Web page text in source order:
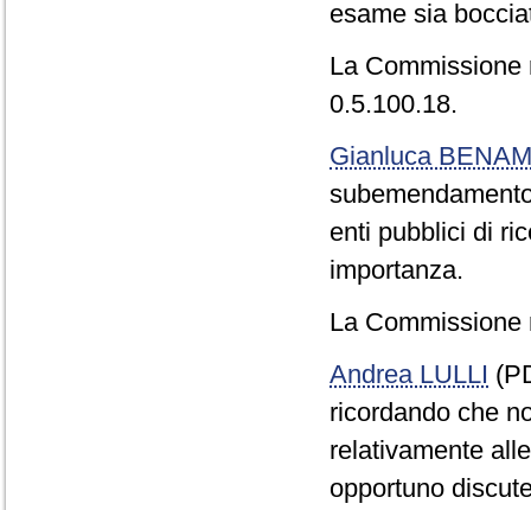
esame sia
La
0.5.100.18.
Gianluca
enti pubblici di
importanza.
La
Andrea LULLI
ricordando che
relativamente
opportuno